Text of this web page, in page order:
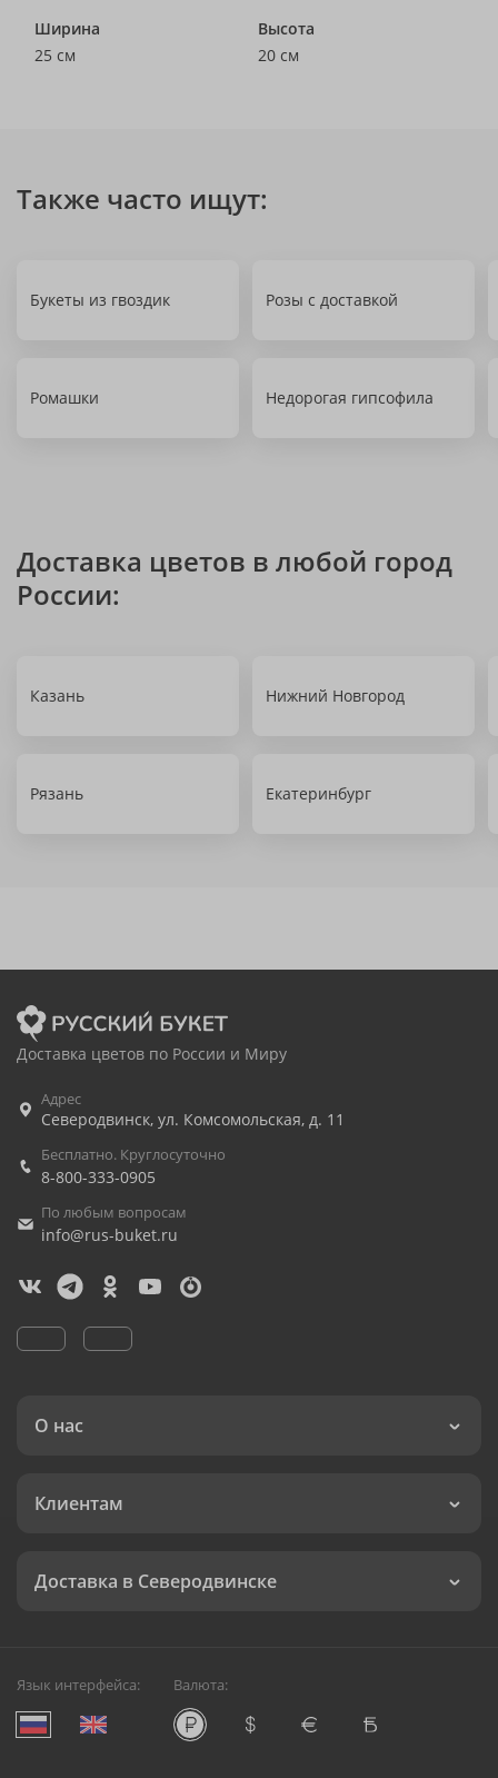
Ширина
25 см
Высота
20 см
Также часто ищут:
Букеты из гвоздик Розы с доставкой
Ромашки Недорогая гипсофила
Доставка цветов в любой город
России:
Казань Нижний Новгород
Рязань Екатеринбург
Доставка цветов по России и Миру
Адрес
Северодвинск, ул. Комсомольская, д. 11
Бесплатно. Круглосуточно
8-800-333-0905
По любым вопросам
info@rus-buket.ru
О нас
Клиентам
Доставка в Северодвинске
Язык интерфейса: Валюта: